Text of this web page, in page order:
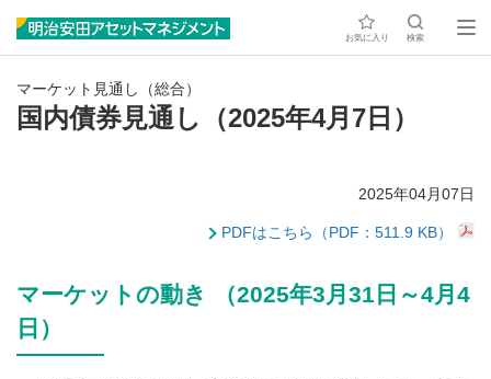
お気に入り 検索
マーケット見通し（総合）
国内債券見通し（2025年4月7日）
2025年04月07日
PDFはこちら（PDF：511.9 KB）
マーケットの動き （2025年3月31日～4月4
日）